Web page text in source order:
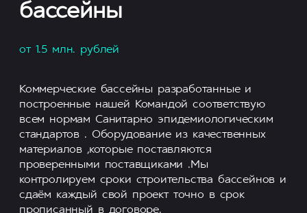
бассейны
от 1.5 млн. рублей
Коммерческие бассейны разработанные и
построенные нашей Командой соответствую
всем нормам Санитарно эпидемиологическим
стандартов . Оборудование из качественных
материалов ,которые поставляются
проверенными поставщиками .Мы
контролируем сроки строительства бассейнов и
сдаём каждый свой проект точно в срок
прописанный в договоре.